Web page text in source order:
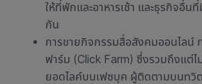
ให้ที่พักและอาหารเช้า และธุรกิจอื่
กัน
การขายกิจกรรมสื่อสังคมออนไลน์
ฟาร์ม (Click Farm) ซึ่งรวมถึงแต่ไ
ยอดไลค์บนเฟซบุค ผู้ติดตามบนทวิ